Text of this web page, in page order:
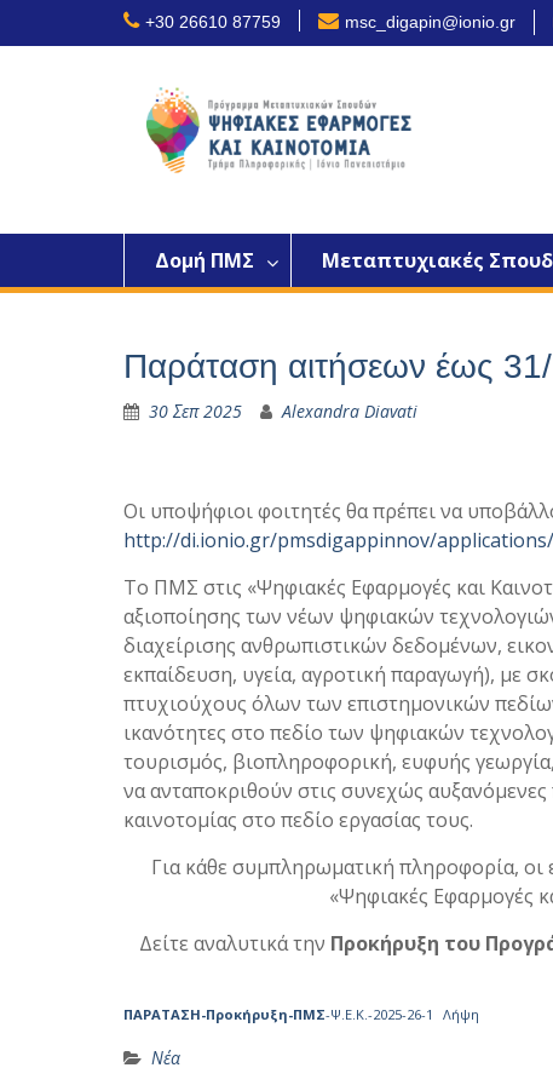
+30 26610 87759 msc_digapin@ionio.gr
Δομή ΠΜΣ Μεταπτυχιακές
Παράταση αιτήσεων έως
30 Σεπ 2025 Alexandra Diavati
Οι υποψήφιοι φοιτητές θα πρέπει να
http://di.ionio.gr/pmsdigappinnov/applications/
Το ΠΜΣ στις «Ψηφιακές Εφαρμογές και
αξιοποίησης των νέων ψηφιακών
διαχείρισης ανθρωπιστικών δεδομένων,
εκπαίδευση, υγεία, αγροτική παραγωγή), με
πτυχιούχους όλων των επιστημονικών
ικανότητες στο πεδίο των ψηφιακών
τουρισμός, βιοπληροφορική, ευφυής
να ανταποκριθούν στις συνεχώς
καινοτομίας στο πεδίο εργασίας τους.
Για κάθε συμπληρωματική πληροφορία,
«Ψηφιακές Εφαρμογές
Δείτε αναλυτικά την Προκήρυξη του
ΠΑΡΑΤΑΣΗ-Προκήρυξη-ΠΜΣ-Ψ.Ε.Κ.-2025-26-1 Λήψη
Νέα